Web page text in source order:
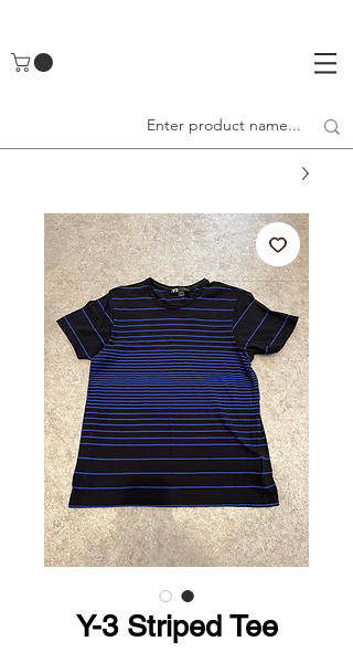
Y-3 Striped Tee